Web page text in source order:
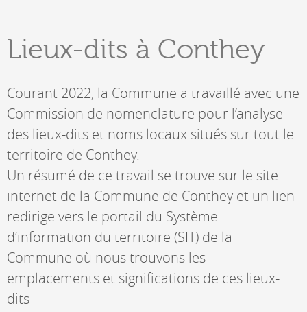
Lieux-dits à Conthey
Courant 2022, la Commune a travaillé avec une
Commission de nomenclature pour l’analyse
des lieux-dits et noms locaux situés sur tout le
territoire de Conthey.
Un résumé de ce travail se trouve sur le site
internet de la Commune de Conthey et un lien
redirige vers le portail du Système
d’information du territoire (SIT) de la
Commune où nous trouvons les
emplacements et significations de ces lieux-
dits